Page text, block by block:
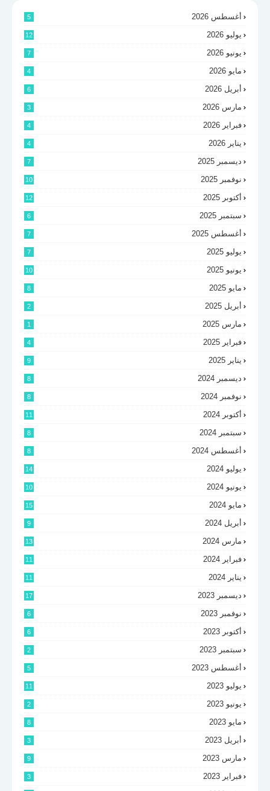
أغسطس 2026 5
يوليو 2026 12
يونيو 2026 7
مايو 2026 4
أبريل 2026 6
مارس 2026 3
فبراير 2026 4
يناير 2026 4
ديسمبر 2025 7
نوفمبر 2025 10
أكتوبر 2025 12
سبتمبر 2025 6
أغسطس 2025 7
يوليو 2025 7
يونيو 2025 10
مايو 2025 8
أبريل 2025 2
مارس 2025 1
فبراير 2025 4
يناير 2025 9
ديسمبر 2024 8
نوفمبر 2024 8
أكتوبر 2024 11
سبتمبر 2024 8
أغسطس 2024 8
يوليو 2024 14
يونيو 2024 10
مايو 2024 15
أبريل 2024 9
مارس 2024 13
فبراير 2024 11
يناير 2024 11
ديسمبر 2023 17
نوفمبر 2023 6
أكتوبر 2023 6
سبتمبر 2023 2
أغسطس 2023 5
يوليو 2023 11
يونيو 2023 2
مايو 2023 8
أبريل 2023 3
مارس 2023 9
فبراير 2023 3